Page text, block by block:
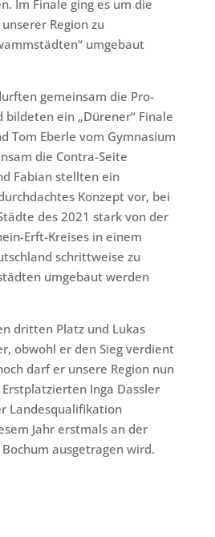
Im Finale ging es um die
Region zu
umgebaut
gemeinsam die Pro-
ein „Dürener“ Finale
Tom Eberle vom Gymnasium
die Contra-Seite
Fabian stellten ein
Konzept vor, bei
des 2021 stark von der
Erft-Kreises in einem
schrittweise zu
umgebaut werden
dritten Platz und Lukas
obwohl er den Sieg verdient
darf er unsere Region nun
Inga Dassler
Landesqualifikation
Jahr erstmals an der
ausgetragen wird.